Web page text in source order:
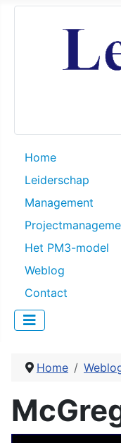
Home
Leiderschap
Management
Het PM3-model
Weblog
Contact
Home